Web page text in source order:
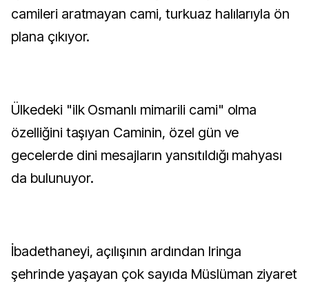
camileri aratmayan cami, turkuaz halılarıyla ön
plana çıkıyor.
Ülkedeki "ilk Osmanlı mimarili cami" olma
özelliğini taşıyan Caminin, özel gün ve
gecelerde dini mesajların yansıtıldığı mahyası
da bulunuyor.
İbadethaneyi, açılışının ardından Iringa
şehrinde yaşayan çok sayıda Müslüman ziyaret